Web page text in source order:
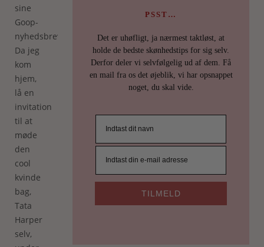
sine
Goop-
nyhedsbreve).
Da jeg
kom
hjem,
lå en
invitation
til at
møde
den
cool
kvinde
bag,
Tata
Harper
selv,
PSST…
Det er uhøfligt, ja nærmest taktløst, at
holde de bedste skønhedstips for sig selv.
Derfor deler vi selvfølgelig ud af dem. Få
en mail fra os det øjeblik, vi har opsnappet
noget, du skal vide.
TILMELD